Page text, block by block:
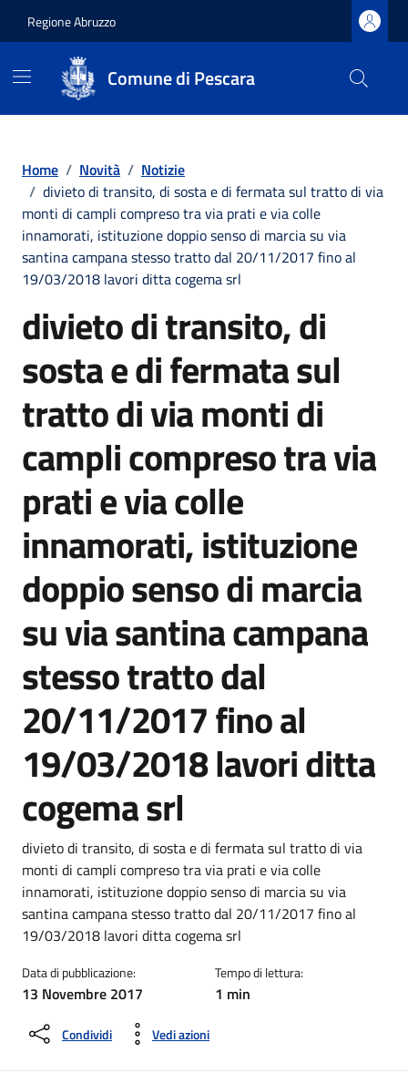
Regione Abruzzo
Comune di Pescara
Home / Novità / Notizie
/ divieto di transito, di sosta e di fermata sul tratto di via
monti di campli compreso tra via prati e via colle
innamorati, istituzione doppio senso di marcia su via
santina campana stesso tratto dal 20/11/2017 fino al
19/03/2018 lavori ditta cogema srl
divieto di transito, di
sosta e di fermata sul
tratto di via monti di
campli compreso tra via
prati e via colle
innamorati, istituzione
doppio senso di marcia
su via santina campana
stesso tratto dal
20/11/2017 fino al
19/03/2018 lavori ditta
cogema srl
Dettagli della notizia
divieto di transito, di sosta e di fermata sul tratto di via
monti di campli compreso tra via prati e via colle
innamorati, istituzione doppio senso di marcia su via
santina campana stesso tratto dal 20/11/2017 fino al
19/03/2018 lavori ditta cogema srl
Data di pubblicazione:
13 Novembre 2017
Tempo di lettura:
1 min
Condividi Vedi azioni